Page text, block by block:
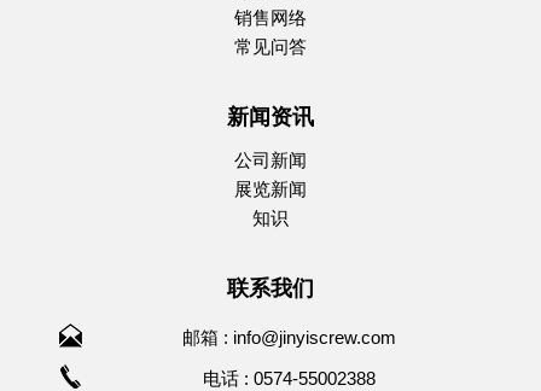
销售网络
常见问答
新闻资讯
公司新闻
展览新闻
知识
联系我们
邮箱 : info@jinyiscrew.com
电话 : 0574-55002388